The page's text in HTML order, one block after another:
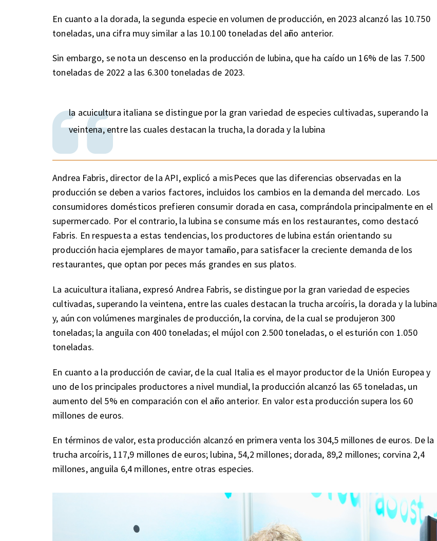
En cuanto a la dorada, la segunda especie en volumen de producción, en 2023 alcanzó las 10.750
toneladas, una cifra muy similar a las 10.100 toneladas del año anterior.
Sin embargo, se nota un descenso en la producción de lubina, que ha caído un 16% de las 7.500
toneladas de 2022 a las 6.300 toneladas de 2023.
la acuicultura italiana se distingue por la gran variedad de especies cultivadas, superando la
veintena, entre las cuales destacan la trucha, la dorada y la lubina
Andrea Fabris, director de la API, explicó a misPeces que las diferencias observadas en la
producción se deben a varios factores, incluidos los cambios en la demanda del mercado. Los
consumidores domésticos prefieren consumir dorada en casa, comprándola principalmente en el
supermercado. Por el contrario, la lubina se consume más en los restaurantes, como destacó
Fabris. En respuesta a estas tendencias, los productores de lubina están orientando su
producción hacia ejemplares de mayor tamaño, para satisfacer la creciente demanda de los
restaurantes, que optan por peces más grandes en sus platos.
La acuicultura italiana, expresó Andrea Fabris, se distingue por la gran variedad de especies
cultivadas, superando la veintena, entre las cuales destacan la trucha arcoíris, la dorada y la lubina
y, aún con volúmenes marginales de producción, la corvina, de la cual se produjeron 300
toneladas; la anguila con 400 toneladas; el mújol con 2.500 toneladas, o el esturión con 1.050
toneladas.
En cuanto a la producción de caviar, de la cual Italia es el mayor productor de la Unión Europea y
uno de los principales productores a nivel mundial, la producción alcanzó las 65 toneladas, un
aumento del 5% en comparación con el año anterior. En valor esta producción supera los 60
millones de euros.
En términos de valor, esta producción alcanzó en primera venta los 304,5 millones de euros. De la
trucha arcoíris, 117,9 millones de euros; lubina, 54,2 millones; dorada, 89,2 millones; corvina 2,4
millones, anguila 6,4 millones, entre otras especies.